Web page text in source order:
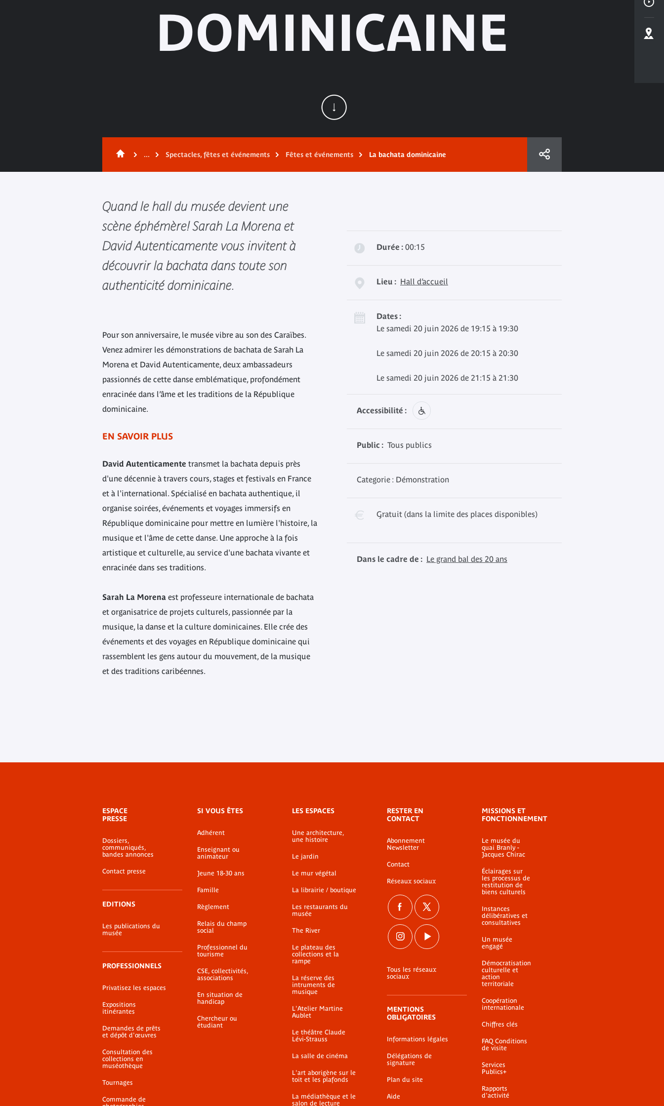
DOMINICAINE
... Spectacles, fêtes et événements Fêtes et événements La bachata dominicaine
Quand le hall du musée devient une
scène éphémère! Sarah La Morena et
David Autenticamente vous invitent à
découvrir la bachata dans toute son
authenticité dominicaine.
Pour son anniversaire, le musée vibre au son des Caraïbes.
Venez admirer les démonstrations de bachata de Sarah La
Morena et David Autenticamente, deux ambassadeurs
passionnés de cette danse emblématique, profondément
enracinée dans l’âme et les traditions de la République
dominicaine.
EN SAVOIR PLUS
David Autenticamente transmet la bachata depuis près
d'une décennie à travers cours, stages et festivals en France
et à l'international. Spécialisé en bachata authentique, il
organise soirées, événements et voyages immersifs en
République dominicaine pour mettre en lumière l'histoire, la
musique et l'âme de cette danse. Une approche à la fois
artistique et culturelle, au service d'une bachata vivante et
enracinée dans ses traditions.
Sarah La Morena est professeure internationale de bachata
et organisatrice de projets culturels, passionnée par la
musique, la danse et la culture dominicaines. Elle crée des
événements et des voyages en République dominicaine qui
rassemblent les gens autour du mouvement, de la musique
et des traditions caribéennes.
Durée : 00:15
Lieu : Hall d’accueil
Dates :
Le samedi 20 juin 2026 de 19:15 à 19:30
Le samedi 20 juin 2026 de 20:15 à 20:30
Le samedi 20 juin 2026 de 21:15 à 21:30
Accessibilité :
Public : Tous publics
Categorie : Démonstration
Gratuit (dans la limite des places disponibles)
Dans le cadre de : Le grand bal des 20 ans
de
bas-
page
ESPACE
PRESSE
Dossiers,
communiqués,
bandes annonces
Contact presse
EDITIONS
Les publications du
musée
PROFESSIONNELS
Privatisez les espaces
Expositions
itinérantes
Demandes de prêts
et dépôt d'œuvres
Consultation des
collections en
muséothèque
Tournages
Commande de
SI VOUS ÊTES
Adhérent
Enseignant ou
animateur
Jeune 18-30 ans
Famille
Règlement
Relais du champ
social
Professionnel du
tourisme
CSE, collectivités,
associations
En situation de
handicap
Chercheur ou
étudiant
LES ESPACES
Une architecture,
une histoire
Le jardin
Le mur végétal
La librairie / boutique
Les restaurants du
musée
The River
Le plateau des
collections et la
rampe
La réserve des
intruments de
musique
L'Atelier Martine
Aublet
Le théâtre Claude
Lévi-Strauss
La salle de cinéma
L'art aborigène sur le
toit et les plafonds
La médiathèque et le
salon de lecture
RESTER EN
CONTACT
Abonnement
Newsletter
Contact
Réseaux sociaux
Tous les réseaux
sociaux
MENTIONS
OBLIGATOIRES
Informations légales
Délégations de
signature
Plan du site
Aide
MISSIONS ET
FONCTIONNEMENT
Le musée du
quai Branly -
Jacques Chirac
Éclairages sur
les processus de
restitution de
biens culturels
Instances
délibératives et
consultatives
Un musée
engagé
Démocratisation
culturelle et
action
territoriale
Coopération
internationale
Chiffres clés
FAQ Conditions
de visite
Services
Publics+
Rapports
d'activité